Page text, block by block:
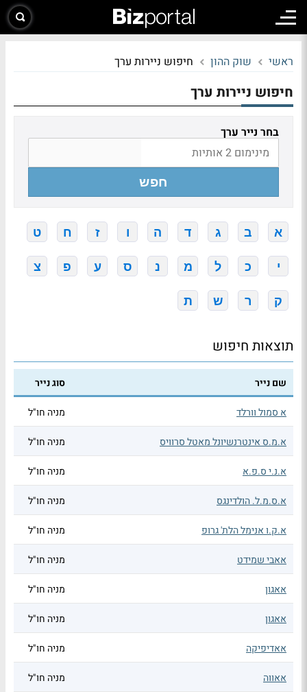
ראשי שוק ההון חיפוש ניירות ערך
חיפוש ניירות ערך
בחר נייר ערך
חפש
א ב ג ד ה ו ז ח ט
י כ ל מ נ ס ע פ צ
ק ר ש ת
תוצאות חיפוש
שם נייר סוג נייר
א סמול וורלד מניה חו"ל
א.מ.ס אינטרנשיונל מאטל סרוויס מניה חו"ל
א.נ.י ס.פ.א מניה חו"ל
א.ס.מ.ל. הולדינגס מניה חו"ל
א.ק.ו אנימל הלת' גרופ מניה חו"ל
אאבי שמידט מניה חו"ל
אאגון מניה חו"ל
אאגון מניה חו"ל
אאדיפיקה מניה חו"ל
אאווה מניה חו"ל